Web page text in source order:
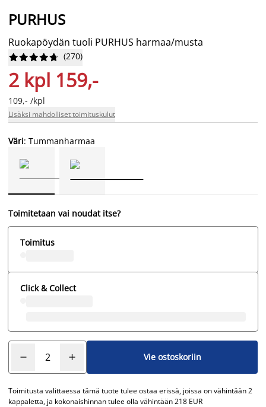
PURHUS
Ruokapöydän tuoli PURHUS harmaa/musta





 (270)
2 kpl 159,-
109,- /kpl
Lisäksi mahdolliset toimituskulut
Väri: Tummanharmaa
Toimitetaan vai noudat itse?
Toimitus
Click & Collect
Vie ostoskoriin
Toimitusta valittaessa tämä tuote tulee ostaa erissä, joissa on vähintään 2
kappaletta, ja kokonaishinnan tulee olla vähintään 218 EUR